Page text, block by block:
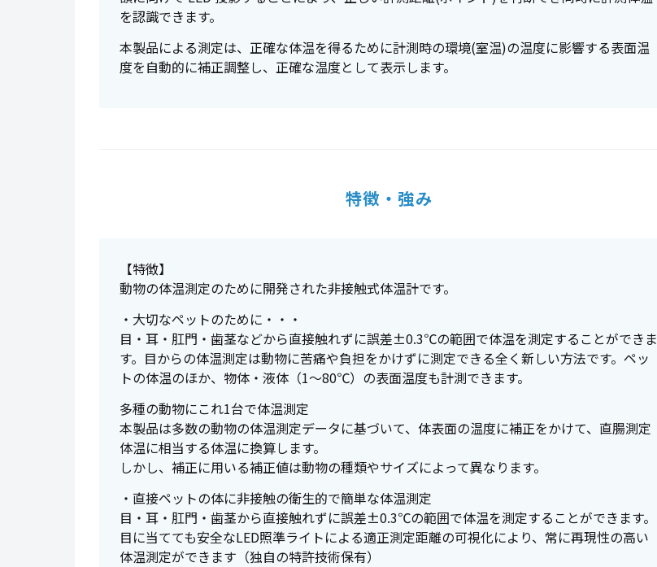
を認識できます。
本製品による測定は、正確な体温を得るために計測時の環境(室温)の温度に影響する表面温
度を自動的に補正調整し、正確な温度として表示します。
特徴・強み
【特徴】
動物の体温測定のために開発された非接触式体温計です。
・大切なペットのために・・・
目・耳・肛門・歯茎などから直接触れずに誤差±0.3℃の範囲で体温を測定することができま
す。目からの体温測定は動物に苦痛や負担をかけずに測定できる全く新しい方法です。ペッ
トの体温のほか、物体・液体（1～80℃）の表面温度も計測できます。
多種の動物にこれ1台で体温測定
本製品は多数の動物の体温測定データに基づいて、体表面の温度に補正をかけて、直腸測定
体温に相当する体温に換算します。
しかし、補正に用いる補正値は動物の種類やサイズによって異なります。
・直接ペットの体に非接触の衛生的で簡単な体温測定
目・耳・肛門・歯茎から直接触れずに誤差±0.3℃の範囲で体温を測定することができます。
目に当てても安全なLED照準ライトによる適正測定距離の可視化により、常に再現性の高い
体温測定ができます（独自の特許技術保有）